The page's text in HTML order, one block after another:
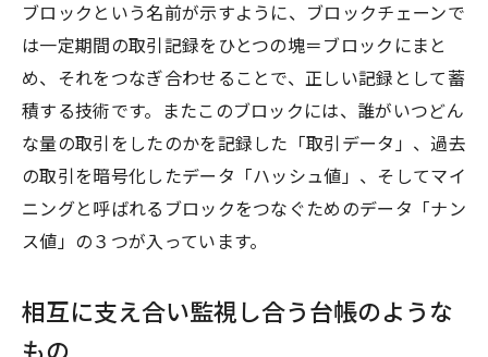
ブロックという名前が示すように、ブロックチェーンで
は一定期間の取引記録をひとつの塊＝ブロックにまと
め、それをつなぎ合わせることで、正しい記録として蓄
積する技術です。またこのブロックには、誰がいつどん
な量の取引をしたのかを記録した「取引データ」、過去
の取引を暗号化したデータ「ハッシュ値」、そしてマイ
ニングと呼ばれるブロックをつなぐためのデータ「ナン
ス値」の３つが入っています。
相互に支え合い監視し合う台帳のような